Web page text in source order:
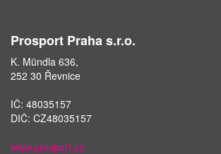
Prosport Praha s.r.o.
K. Mündla 636,
252 30 Řevnice
IČ: 48035157
DIČ: CZ48035157
www.prosport.cz